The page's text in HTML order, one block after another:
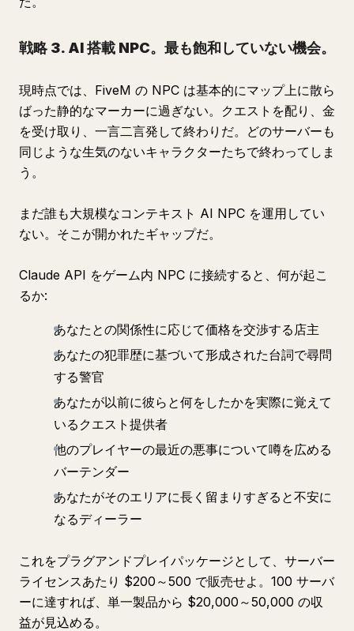
戦略 3. AI 搭載 NPC。最も飽和していない機会。
現時点では、FiveM の NPC は基本的にマップ上に散ら
ばった静的なマーカーに過ぎない。クエストを配り、金
を受け取り、一言二言発して終わりだ。どのサーバーも
同じような生気のないキャラクターたちで終わってしま
う。
まだ誰も大規模なコンテキスト AI NPC を運用してい
ない。そこが開かれたギャップだ。
Claude API をゲーム内 NPC に接続すると、何が起こ
るか:
あなたとの関係性に応じて価格を交渉する店主
あなたの犯罪歴に基づいて形成された台詞で尋問
する警官
あなたが以前に彼らと何をしたかを実際に覚えて
いるクエスト提供者
他のプレイヤーの最近の悪事について噂を広める
バーテンダー
あなたがそのエリアに長く留まりすぎると不安に
なるディーラー
これをプラグアンドプレイパッケージとして、サーバー
ライセンスあたり $200～500 で販売せよ。100 サーバ
ーに達すれば、単一製品から $20,000～50,000 の収
益が見込める。